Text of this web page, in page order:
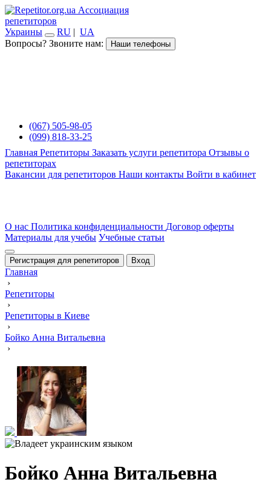
Ассоциация
репетиторов
Украины
RU | UA
Вопросы? Звоните нам:
Наши телефоны
(067) 505-98-05
(099) 818-33-25
Главная Репетиторы Заказать услуги репетитора Отзывы о
репетиторах
Вакансии для репетиторов Наши контакты Войти в кабинет
О нас Политика конфиденциальности Договор оферты
Материалы для учебы Учебные статьи
Регистрация для репетиторов Вход
Главная
›
Репетиторы
›
Репетиторы в Киеве
›
Бойко Анна Витальевна
›
Бойко Анна Витальевна